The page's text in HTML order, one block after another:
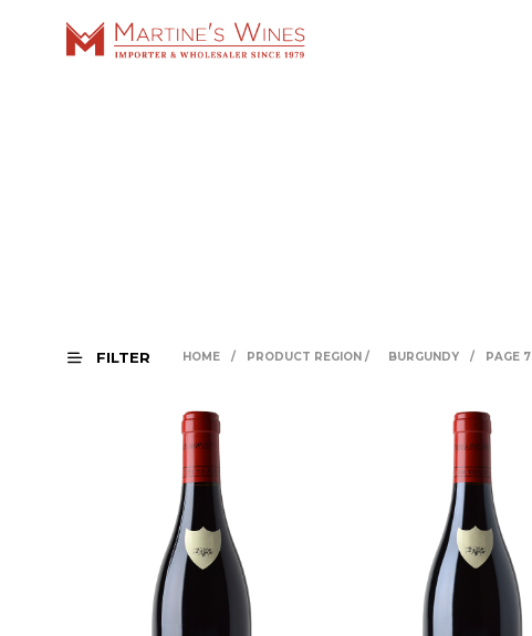
FILTER HOME / PRODUCT REGION / BURGUNDY / PAGE 7